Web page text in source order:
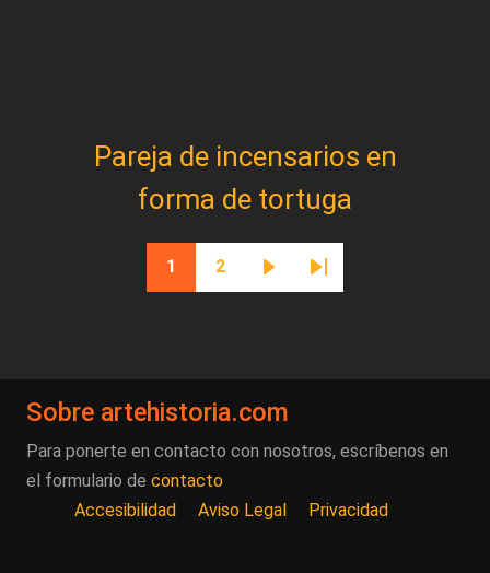
Pareja de incensarios en
forma de tortuga
Página actual
1
Página
2
Siguiente página
Última página
Sobre artehistoria.com
Para ponerte en contacto con nosotros, escríbenos en
el formulario de contacto
Accesibilidad
Aviso Legal Privacidad